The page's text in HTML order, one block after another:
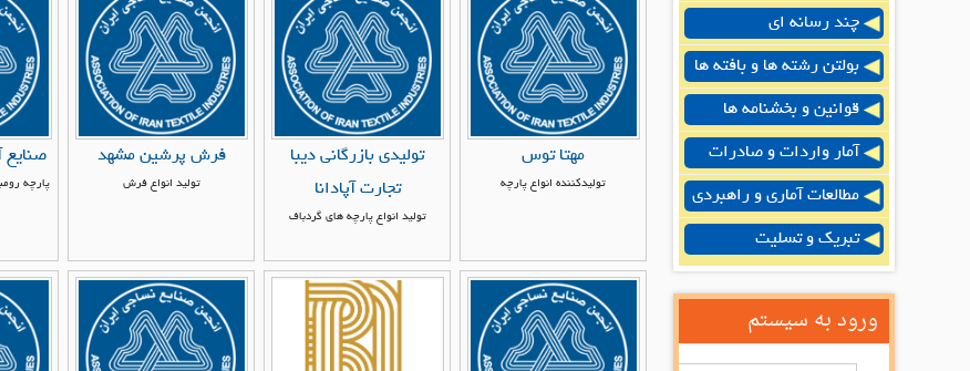
چند رسانه ای
بولتن رشته ها و بافته ها
قوانین و بخشنامه ها
آمار واردات و صادرات
مطالعات آماری و راهبردی
تبریک و تسلیت
ورود به سیستم
مهتا توس
تولیدکننده انواع پارچه‌
تولیدی بازرگانی دیبا
تجارت آپادانا
تولید انواع پارچه های گردباف
فرش پرشین مشهد
تولید انواع فرش
صنایع
پارچه